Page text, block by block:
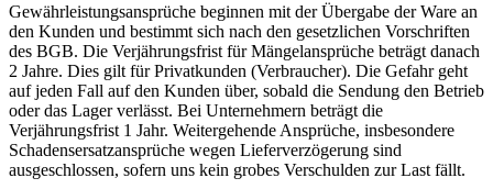
Gewährleistungsansprüche beginnen mit der Übergabe der Ware an
den Kunden und bestimmt sich nach den gesetzlichen Vorschriften
des BGB. Die Verjährungsfrist für Mängelansprüche beträgt danach
2 Jahre. Dies gilt für Privatkunden (Verbraucher). Die Gefahr geht
auf jeden Fall auf den Kunden über, sobald die Sendung den Betrieb
oder das Lager verlässt. Bei Unternehmern beträgt die
Verjährungsfrist 1 Jahr. Weitergehende Ansprüche, insbesondere
Schadensersatzansprüche wegen Lieferverzögerung sind
ausgeschlossen, sofern uns kein grobes Verschulden zur Last fällt.